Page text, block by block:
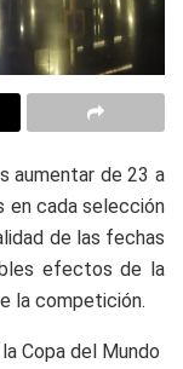
aumentar de 23 a
en cada selección
de las fechas
efectos de la
la competición.
Copa del Mundo